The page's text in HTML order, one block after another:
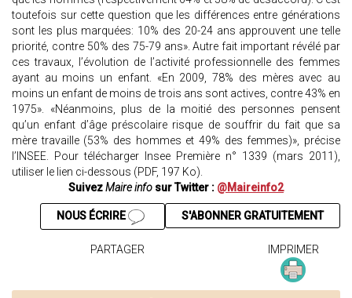
toutefois sur cette question que les différences entre générations
sont les plus marquées: 10% des 20-24 ans approuvent une telle
priorité, contre 50% des 75-79 ans». Autre fait important révélé par
ces travaux, l’évolution de l’activité professionnelle des femmes
ayant au moins un enfant. «En 2009, 78% des mères avec au
moins un enfant de moins de trois ans sont actives, contre 43% en
1975». «Néanmoins, plus de la moitié des personnes pensent
qu’un enfant d’âge préscolaire risque de souffrir du fait que sa
mère travaille (53% des hommes et 49% des femmes)», précise
l’INSEE. Pour télécharger Insee Première n° 1339 (mars 2011),
utiliser le lien ci-dessous (PDF, 197 Ko).
SuivezMaire info sur Twitter : @Maireinfo2
S'ABONNER GRATUITEMENT
NOUS ÉCRIRE
PARTAGER IMPRIMER